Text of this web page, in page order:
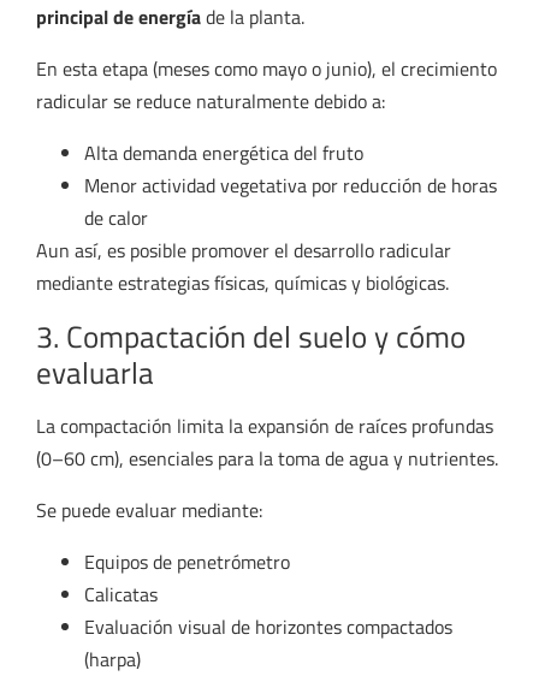
principal de energíade la planta.
En esta etapa (meses como mayo o junio), el crecimiento
radicular se reduce naturalmente debido a:
Alta demanda energética del fruto
Menor actividad vegetativa por reducción de horas
de calor
Aun así, es posible promover el desarrollo radicular
mediante estrategias físicas, químicas y biológicas.
3. Compactación del suelo y cómo
evaluarla
La compactación limita la expansión de raíces profundas
(0–60 cm), esenciales para la toma de agua y nutrientes.
Se puede evaluar mediante:
Equipos de penetrómetro
Calicatas
Evaluación visual de horizontes compactados
(harpa)